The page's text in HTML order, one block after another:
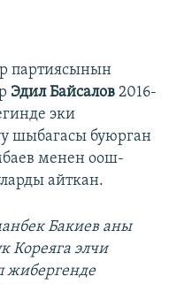
партиясынын
Эдил Байсалов 2016-
эки
шыбагасы буюрган
менен оош-
айткан.
Бакиев аны
Кореяга элчи
жибергенде